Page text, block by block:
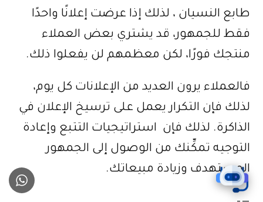
طابع النسيان ، لذلك إذا عرضت إعلانًا واحدًا
فقط للجمهور، قد يشتري بعض العملاء
منتجك فورًا، لكن معظمهم لن يفعلوا ذلك.
فالعملاء يرون العديد من الإعلانات كل يوم،
لذلك فإن التكرار يعمل على ترسيخ الإعلان في
الذاكرة. لذلك فإن استراتيجيات التتبع وإعادة
التوجيه تمكِّنك من الوصول إلى الجمهور
المستهدف وزيادة مبيعاتك.